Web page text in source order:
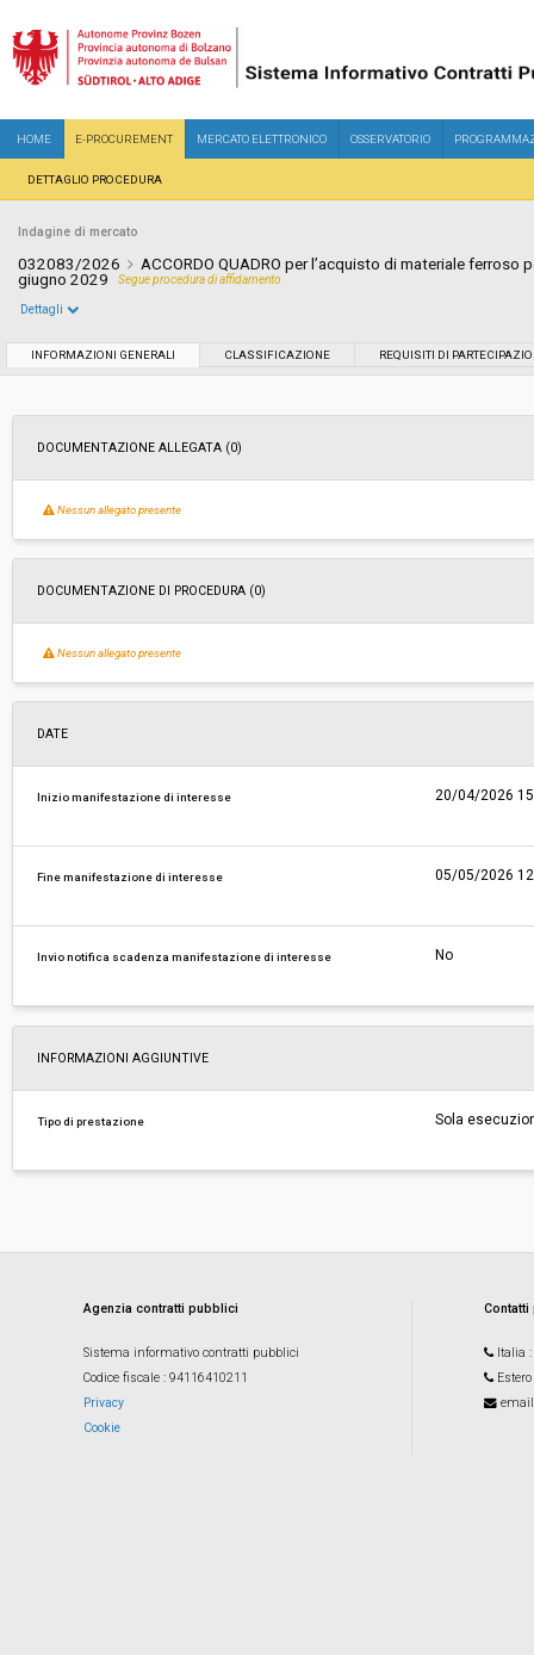
HOME E-PROCUREMENT MERCATO ELETTRONICO OSSERVATORIO
DETTAGLIO PROCEDURA
Indagine di mercato
032083/2026
ACCORDO QUADRO per l’acquisto di materiale
giugno 2029
Segue procedura di affidamento
Svolgimento:
Importo a base di gara soggetto a
ribasso:
Dettagli
INFORMAZIONI GENERALI CLASSIFICAZIONE REQUISITI DI
DOCUMENTAZIONE ALLEGATA (0)
Nessun allegato presente
DOCUMENTAZIONE DI PROCEDURA (0)
Nessun allegato presente
DATE
Inizio manifestazione di interesse 20/04/2026
Fine manifestazione di interesse 05/05/2026
Invio notifica scadenza manifestazione di interesse No
INFORMAZIONI AGGIUNTIVE
Tipo di prestazione Sola
Agenzia contratti pubblici
Sistema informativo contratti pubblici
Codice fiscale : 94116410211
Privacy
Cookie
Italia
Estero
email